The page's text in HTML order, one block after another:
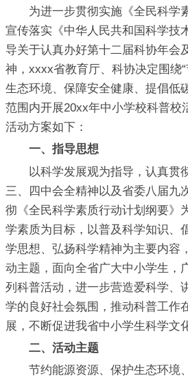
为进一步贯彻实施《全民科学素
宣传落实《中华人民共和国科学技
导关于认真办好第十二届科协年会
神，xxxx省教育厅、科协决定围绕
生态环境、保障安全健康、提倡低
范围内开展20xx年中小学校科普校
活动方案如下：
一、指导思想
以科学发展观为指导，认真贯
三、四中会全精神以及省委八届九
彻《全民科学素质行动计划纲要》
学素质为目标，以普及科学知识、
学思想、弘扬科学精神为主要内容
动主题，面向全省广大中小学生，
列科普活动，进一步营造爱科学、
学的良好社会氛围，推动科普工作
展，不断促进我省中小学生科学文
二、活动主题
节约能源资源、保护生态环境